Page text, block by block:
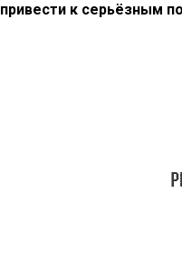
привести к серьёзным